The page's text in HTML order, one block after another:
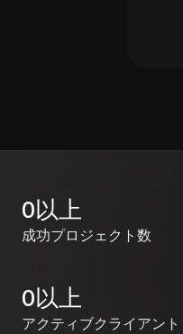
0以上
成功プロジェクト数
0以上
アクティブクライアント